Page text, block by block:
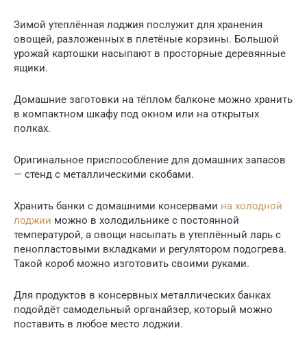
Зимой утеплённая лоджия послужит для хранения
овощей, разложенных в плетёные корзины. Большой
урожай картошки насыпают в просторные деревянные
ящики.
Домашние заготовки на тёплом балконе можно хранить
в компактном шкафу под окном или на открытых
полках.
Оригинальное приспособление для домашних запасов
— стенд с металлическими скобами.
Хранить банки с домашними консервами на холодной
лоджии можно в холодильнике с постоянной
температурой, а овощи насыпать в утеплённый ларь с
пенопластовыми вкладками и регулятором подогрева.
Такой короб можно изготовить своими руками.
Для продуктов в консервных металлических банках
подойдёт самодельный органайзер, который можно
поставить в любое место лоджии.